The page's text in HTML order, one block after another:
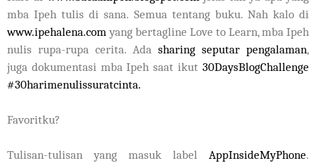
mba Ipeh tulis di sana. Semua tentang buku. Nah kalo di
www.ipehalena.comyang bertagline Love to Learn, mba Ipeh
nulis rupa-rupa cerita. Ada sharing seputar pengalaman,
juga dokumentasi mba Ipeh saat ikut 30DaysBlogChallenge
#30harimenulissuratcinta.
Favoritku?
Tulisan-tulisan yang masuk label AppInsideMyPhone.